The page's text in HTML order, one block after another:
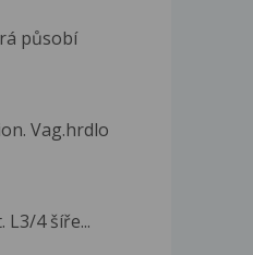
působí
Vag.hrdlo
4 šíře...